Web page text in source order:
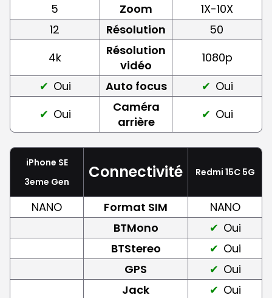
5 Zoom
1X-10X
12
Résolution
50
4k
Résolution
vidéo
1080p
Oui
Auto focus
Oui
Oui
Caméra
arrière
Oui
iPhone SE
3eme Gen
Connectivité Redmi 15C 5G
NANO Format SIM
NANO
BTMono
Oui
BTStereo
Oui
GPS
Oui
Jack
Oui